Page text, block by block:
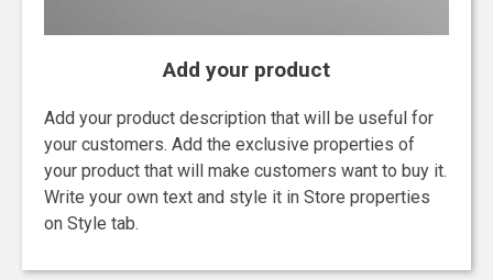
Add your product
Add your product description that will be useful for
your customers. Add the exclusive properties of
your product that will make customers want to buy it.
Write your own text and style it in Store properties
on Style tab.